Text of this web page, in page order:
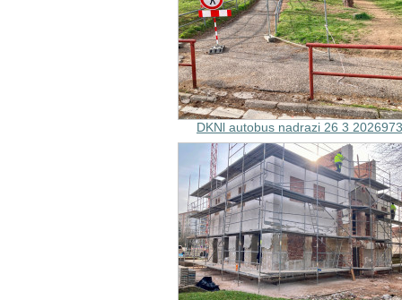
DKNl autobus nadrazi 26 3 2026973